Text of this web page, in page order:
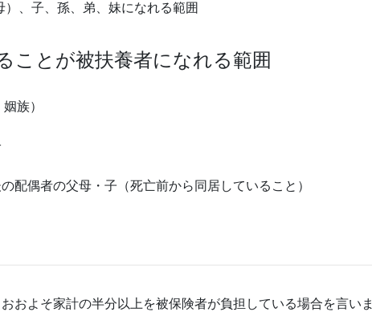
）、子、孫、弟、妹になれる範囲
ことが被扶養者になれる範囲
族）
配偶者の父母・子（死亡前から同居していること）
およそ家計の半分以上を被保険者が負担している場合を言いま